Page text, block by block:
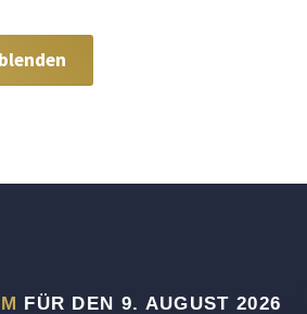
FÜR DEN 9. AUGUST 2026